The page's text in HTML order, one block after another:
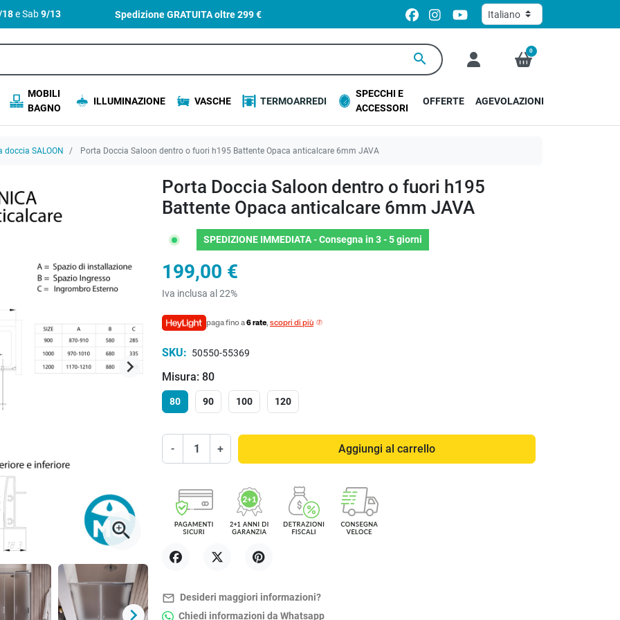
18e Sab9/13 Spedizione GRATUITA oltre299 €
search 0
MOBILI
BAGNO
ILLUMINAZIONE VASCHE TERMOARREDI
SPECCHI E
ACCESSORI
OFFERTE AGEVOLAZIONI
doccia SALOON Porta Doccia Saloon dentro o fuori h195 Battente Opaca anticalcare 6mm JAVA
Successivo
keyboard_arrow_right
zoom_in
keyboard_arrow_right
Porta Doccia Saloon dentro o fuori h195
Battente Opaca anticalcare 6mm JAVA
SPEDIZIONE IMMEDIATA -Consegna in 3 - 5 giorni
199,00 €
Iva inclusa al 22%
paga fino a6 rate, scopri di più
SKU: 50550-55369
Misura: 80
80 90 100 120
- + Aggiungi al carrello
mail_outline Desideri maggiori informazioni?
Chiedi informazioni da Whatsapp